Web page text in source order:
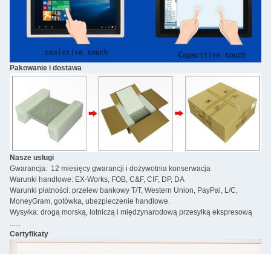
Pakowanie i dostawa
Nasze usługi
Gwarancja: 12 miesięcy gwarancji i dożywotnia konserwacja
Warunki handlowe: EX-Works, FOB, C&F, CIF, DP, DA
Warunki płatności: przelew bankowy T/T, Western Union, PayPal, L/C,
MoneyGram, gotówka, ubezpieczenie handlowe.
Wysyłka: drogą morską, lotniczą i międzynarodową przesyłką ekspresową
......
Certyfikaty